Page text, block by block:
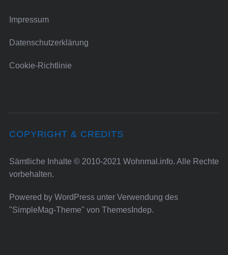
Impressum
Datenschutzerklärung
Cookie-Richtlinie
COPYRIGHT & CREDITS
Sämtliche Inhalte © 2010-2021 Wohnmal.info. Alle Rechte
vorbehalten.
Powered by WordPressunter Verwendung des
"SimpleMag-Theme" von ThemesIndep.